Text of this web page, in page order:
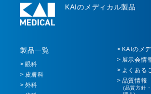
KAIのメディカル製品
製品一覧
眼科
皮膚科
外科
KAIのメ
展示会情
よくある
品質情報
(品質方針